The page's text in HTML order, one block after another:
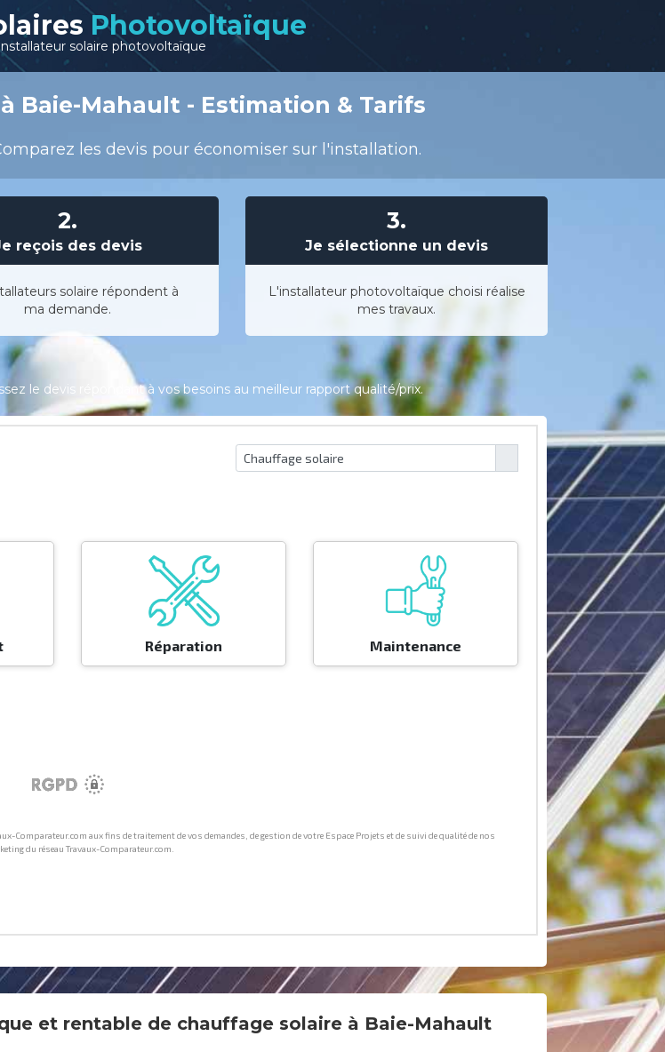
Photovoltaïque
solaire photovoltaïque
Baie-Mahault - Estimation & Tarifs
les devis pour économiser sur l'installation.
2.
reçois des devis
solaire répondent à
ma demande.
3.
Je sélectionne un devis
L'installateur photovoltaïque choisi réalise
mes travaux.
le devis répondant à vos besoins au meilleur rapport qualité/prix.
et rentable de chauffage solaire à Baie-Mahault